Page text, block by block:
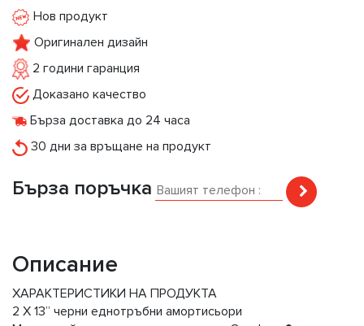
Нов продукт
Оригинален дизайн
2 години гаранция
Доказано качество
Бърза доставка до 24 часа
30 дни за връщане на продукт
Бърза поръчка
Описание
ХАРАКТЕРИСТИКИ НА ПРОДУКТА
2 X 13” черни еднотръбни амортисьори